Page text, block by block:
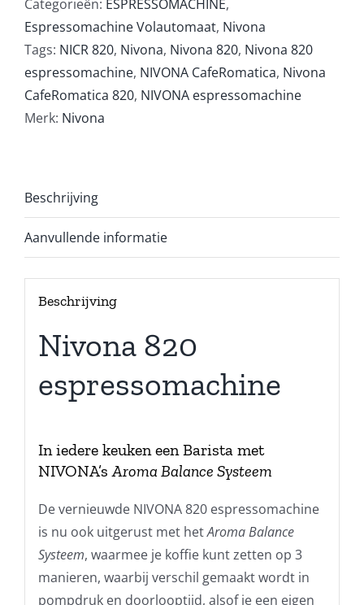
Categorieën: ESPRESSOMACHINE,
Espressomachine Volautomaat, Nivona
Tags: NICR 820, Nivona, Nivona 820, Nivona 820
espressomachine, NIVONA CafeRomatica, Nivona
CafeRomatica 820, NIVONA espressomachine
Merk: Nivona
Beschrijving
Aanvullende informatie
Beschrijving
Nivona 820
espressomachine
In iedere keuken een Barista met
NIVONA’sAroma Balance Systeem
De vernieuwde NIVONA 820 espressomachine
is nu ook uitgerust met hetAroma Balance
Systeem, waarmee je koffie kunt zetten op 3
manieren, waarbij verschil gemaakt wordt in
pompdruk en doorlooptijd, alsof je een eigen